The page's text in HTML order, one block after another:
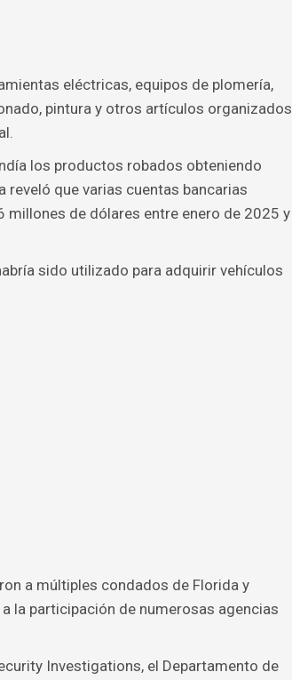
eléctricas, equipos de plomería,
pintura y otros artículos organizados
los productos robados obteniendo
que varias cuentas bancarias
de dólares entre enero de 2025 y
sido utilizado para adquirir vehículos
a múltiples condados de Florida y
la participación de numerosas agencias
Investigations, el Departamento de